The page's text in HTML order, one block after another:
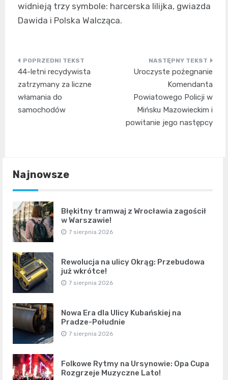
widnieją trzy symbole: harcerska lilijka, gwiazda
Dawida i Polska Walcząca.
Nawigacja
wpisu
44-letni recydywista
zatrzymany za liczne
włamania do
samochodów
Uroczyste pożegnanie
Komendanta
Powiatowego Policji w
Mińsku Mazowieckim i
powitanie jego następcy
Najnowsze
Błękitny tramwaj z Wrocławia zagościł
w Warszawie!
7 sierpnia 2026
Rewolucja na ulicy Okrąg: Przebudowa
już wkrótce!
7 sierpnia 2026
Nowa Era dla Ulicy Kubańskiej na
Pradze-Południe
7 sierpnia 2026
Folkowe Rytmy na Ursynowie: Opa Cupa
Rozgrzeje Muzyczne Lato!